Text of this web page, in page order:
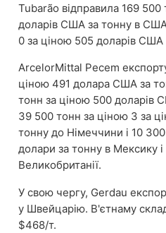
Tubarão відправила 169
доларів США за тонну в
0 за ціною 505 доларів США
ArcelorMittal Pecem
ціною 491 долара США за
тонн за ціною 500 доларів
39 500 тонн за ціною 3 за
тонну до Німеччини і 10
долари за тонну в Мексику
Великобританії.
У свою чергу, Gerdau
у Швейцарію. В'єтнаму
$468/т.